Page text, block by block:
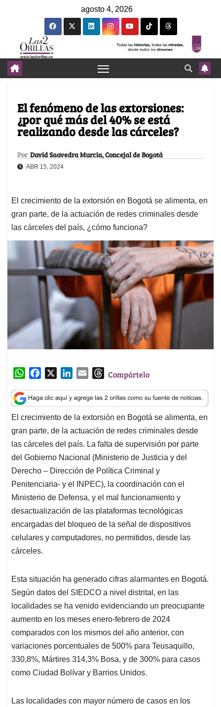
agosto 4, 2026
El fenómeno de las extorsiones:
¿por qué más del 40% se está
realizando desde las cárceles?
Por David Saavedra Murcia, Concejal de Bogotá
ABR 15, 2024
El crecimiento de la extorsión en Bogotá se alimenta, en
gran parte, de la actuación de redes criminales desde
las cárceles del país, ¿cómo funciona?
W
a
t
s
A
p
p
c
e
b
o
o
k
n
k
e
d
I
n
a
i
l
T
r
e
a
d
s
Compártelo
El crecimiento de la extorsión en Bogotá se alimenta, en
gran parte, de la actuación de redes criminales desde
las cárceles del país. La falta de supervisión por parte
del Gobierno Nacional (Ministerio de Justicia y del
Derecho – Dirección de Política Criminal y
Penitenciaria- y el INPEC), la coordinación con el
Ministerio de Defensa, y el mal funcionamiento y
desactualización de las plataformas tecnológicas
encargadas del bloqueo de la señal de dispositivos
celulares y computadores, no permitidos, desde las
cárceles.
Esta situación ha generado cifras alarmantes en Bogotá.
Según datos del SIEDCO a nivel distrital, en las
localidades se ha venido evidenciando un preocupante
aumento en los meses enero-febrero de 2024
comparados con los mismos del año anterior, con
variaciones porcentuales de 500% para Teusaquillo,
330,8%, Mártires 314,3% Bosa, y de 300% para casos
como Ciudad Bolívar y Barrios Unidos.
Las localidades con mayor número de casos en los